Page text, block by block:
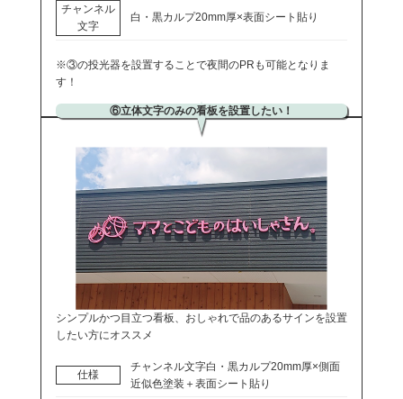
チャンネル
文字
白・黒カルプ20mm厚×表面シート貼り
※③の投光器を設置することで夜間のPRも可能となりま
す！
⑥立体文字のみの看板を設置したい！
シンプルかつ目立つ看板、おしゃれで品のあるサインを設置
したい方にオススメ
仕様
チャンネル文字白・黒カルプ20mm厚×側面
近似色塗装＋表面シート貼り